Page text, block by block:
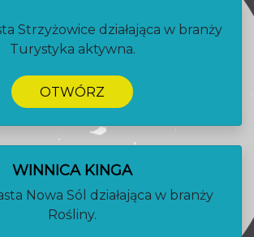
Strzyżowice działająca w branży
Turystyka aktywna.
OTWÓRZ
WINNICA KINGA
Nowa Sól działająca w branży
Rośliny.